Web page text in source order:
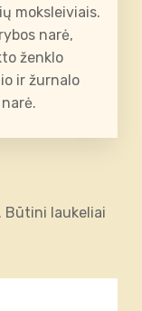
moksleiviais.
narė,
ženklo
ir žurnalo
Būtini laukeliai